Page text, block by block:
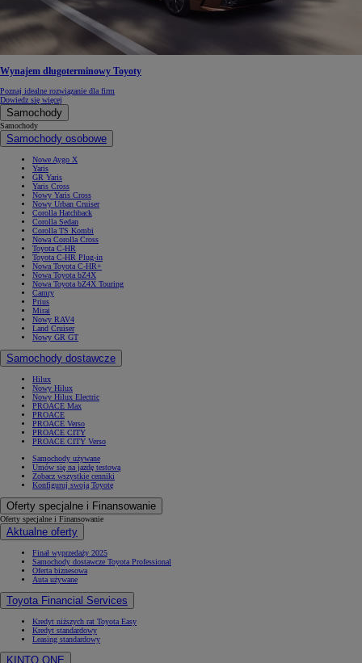
Wynajem długoterminowy Toyoty
Poznaj idealne rozwiązanie dla firm
Dowiedz się więcej
Samochody
Samochody
Samochody osobowe
Nowe Aygo X
Yaris
GR Yaris
Yaris Cross
Nowy Yaris Cross
Nowy Urban Cruiser
Corolla Hatchback
Corolla Sedan
Corolla TS Kombi
Nowa Corolla Cross
Toyota C-HR
Toyota C-HR Plug-in
Nowa Toyota C-HR+
Nowa Toyota bZ4X
Nowa Toyota bZ4X Touring
Camry
Prius
Mirai
Nowy RAV4
Land Cruiser
Nowy GR GT
Samochody dostawcze
Hilux
Nowy Hilux
Nowy Hilux Electric
PROACE Max
PROACE
PROACE Verso
PROACE CITY
PROACE CITY Verso
Samochody używane
Umów się na jazdę testową
Zobacz wszystkie cenniki
Konfiguruj swoją Toyotę
Oferty specjalne i Finansowanie
Oferty specjalne i Finansowanie
Aktualne oferty
Finał wyprzedaży 2025
Samochody dostawcze Toyota Professional
Oferta biznesowa
Auta używane
Toyota Financial Services
Kredyt niższych rat Toyota Easy
Kredyt standardowy
Leasing standardowy
KINTO ONE